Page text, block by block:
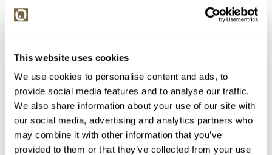
This website uses cookies
We use cookies to personalise content and ads, to
provide social media features and to analyse our traffic.
We also share information about your use of our site with
our social media, advertising and analytics partners who
may combine it with other information that you’ve
provided to them or that they’ve collected from your use
> Zobrazit detail položky a informace o autorovi
> zpět na aukční výsledky
Markéta Wallenfels
49193. Město